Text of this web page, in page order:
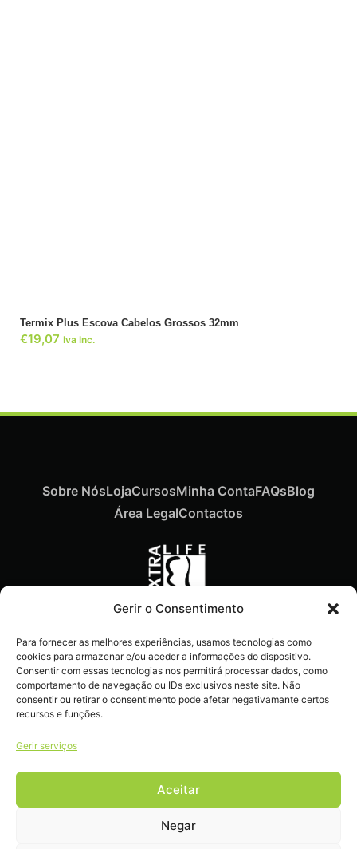
Gerir o Consentimento
Para fornecer as melhores experiências, usamos tecnologias como
cookies para armazenar e/ou aceder a informações do dispositivo.
Consentir com essas tecnologias nos permitirá processar dados, como
comportamento de navegação ou IDs exclusivos neste site. Não
consentir ou retirar o consentimento pode afetar negativamante certos
recursos e funções.
Gerir serviços
Aceitar
Negar
Termix Plus Escova Cabelos Grossos 32mm
€19,07 Iva Inc.
novidades e dicas
imperdíveis diretamente no
teu e-mail.
Sobre NósLojaCursosMinha ContaFAQsBlog
Área LegalContactos
Livro de reclamações